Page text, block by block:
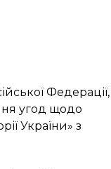
Федерації,
угод щодо
України» з